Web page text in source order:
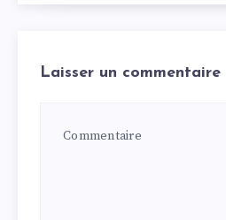
Laisser un commentaire